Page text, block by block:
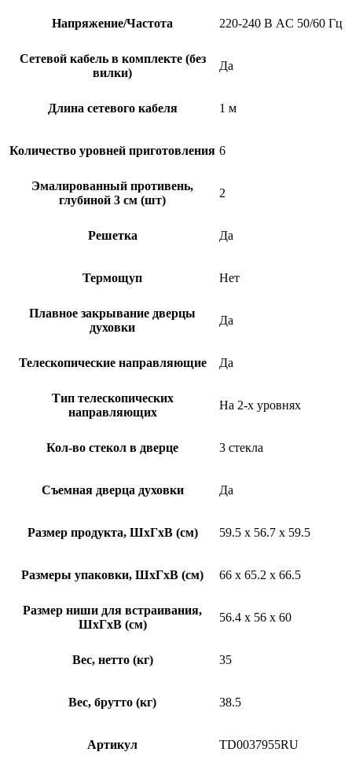
Напряжение/Частота 220-240 В AC 50/60 Гц
Сетевой кабель в комплекте (без
вилки)
Да
Длина сетевого кабеля 1 м
Количество уровней приготовления 6
Эмалированный противень,
глубиной 3 см (шт)
2
Решетка Да
Термощуп Нет
Плавное закрывание дверцы
духовки
Да
Телескопические направляющие Да
Тип телескопических
направляющих
На 2-х уровнях
Кол-во стекол в дверце 3 стекла
Съемная дверца духовки Да
Размер продукта, ШхГхВ (см) 59.5 х 56.7 х 59.5
Размеры упаковки, ШхГхВ (см) 66 x 65.2 x 66.5
Размер ниши для встраивания,
ШхГхВ (см)
56.4 x 56 x 60
Вес, нетто (кг) 35
Вес, брутто (кг) 38.5
Артикул TD0037955RU